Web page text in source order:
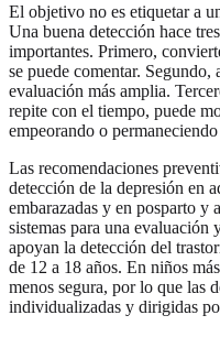
El objetivo no es etiquetar a
Una buena detección hace
importantes. Primero,
se puede comentar.
evaluación más amplia.
repite con el tiempo, puede
empeorando o
Las recomendaciones
detección de la depresión en
embarazadas y en posparto y
sistemas para una evaluación
apoyan la detección del
de 12 a 18 años. En niños
menos segura, por lo que las
individualizadas y dirigidas